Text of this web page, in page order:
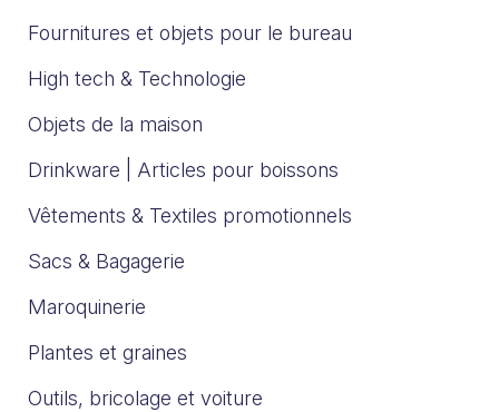
Fournitures et objets pour le bureau
High tech & Technologie
Objets de la maison
Drinkware | Articles pour boissons
Vêtements & Textiles promotionnels
Sacs & Bagagerie
Maroquinerie
Plantes et graines
Outils, bricolage et voiture